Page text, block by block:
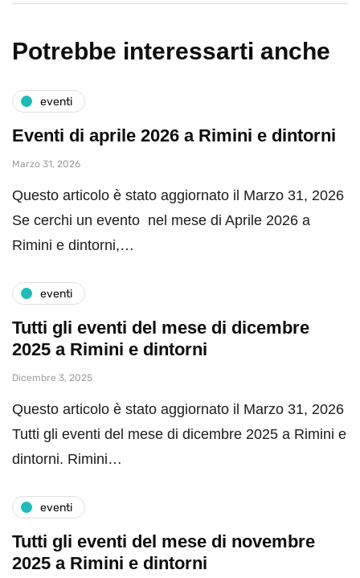
Potrebbe interessarti anche
eventi
Eventi di aprile 2026 a Rimini e dintorni
Marzo 31, 2026
Questo articolo è stato aggiornato il Marzo 31, 2026
Se cerchi un evento nel mese di Aprile 2026 a
Rimini e dintorni,…
eventi
Tutti gli eventi del mese di dicembre
2025 a Rimini e dintorni
Dicembre 3, 2025
Questo articolo è stato aggiornato il Marzo 31, 2026
Tutti gli eventi del mese di dicembre 2025 a Rimini e
dintorni. Rimini…
eventi
Tutti gli eventi del mese di novembre
2025 a Rimini e dintorni